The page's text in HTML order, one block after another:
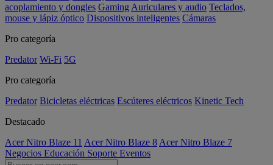
acoplamiento y dongles Gaming Auriculares y audio Teclados,
mouse y lápiz óptico Dispositivos inteligentes Cámaras
Pro categoría
Predator Wi-Fi 5G
Pro categoría
Predator Bicicletas eléctricas Escúteres eléctricos Kinetic Tech
Destacado
Acer Nitro Blaze 11 Acer Nitro Blaze 8 Acer Nitro Blaze 7
Negocios Educación Soporte Eventos